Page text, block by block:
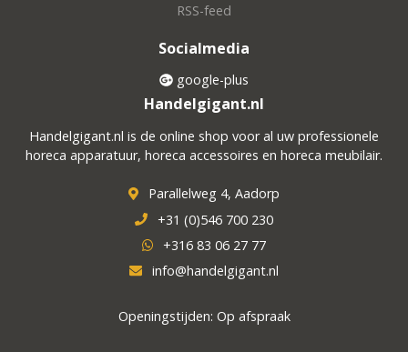
RSS-feed
Socialmedia
google-plus
Handelgigant.nl
Handelgigant.nl is de online shop voor al uw professionele
horeca apparatuur, horeca accessoires en horeca meubilair.
Parallelweg 4, Aadorp
+31 (0)546 700 230
+316 83 06 27 77
info@handelgigant.nl
Openingstijden: Op afspraak